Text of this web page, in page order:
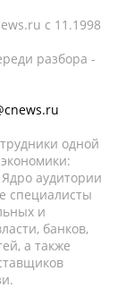
c 11.1998
разбора -
одной
аудитории
специалисты
и
банков,
а также